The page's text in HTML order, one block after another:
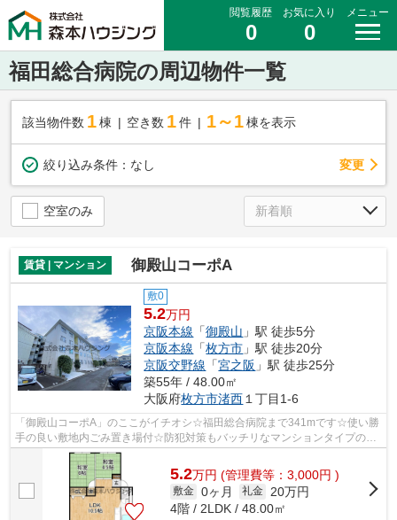
閲覧履歴
0
お気に入り
0
メニュー
福田総合病院の周辺物件一覧
該当物件数 1棟 空き数 1 件 1～1 棟を表示
絞り込み条件： なし 変更
空室のみ
賃貸 | マンション 御殿山コーポA
敷0
5.2万円
京阪本線 「御殿山 」駅 徒歩5分
京阪本線 「枚方市 」駅 徒歩20分
京阪交野線 「宮之阪 」駅 徒歩25分
築55年 / 48.00㎡
大阪府枚方市渚西１丁目1-6
「御殿山コーポA」のここがイチオシ☆福田総合病院まで341mです☆使い勝
手の良い敷地内ごみ置き場付☆防犯対策もバッチリなマンションタイプの物
件です☆枚方市エリアにある賃貸情報のこと...
5.2万円 (管理費等：3,000円 )
敷金 0ヶ月 礼金
20万円
4階 / 2LDK / 48.00㎡